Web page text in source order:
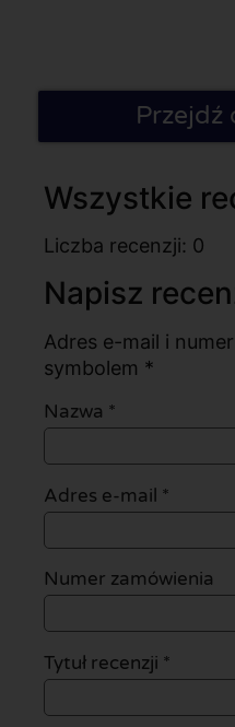
Przejdź
Wszystkie
Liczba recenzji: 0
Napisz
Adres e-mail i
symbolem *
Nazwa *
Adres e-mail *
Numer zamówienia
Tytuł recenzji *